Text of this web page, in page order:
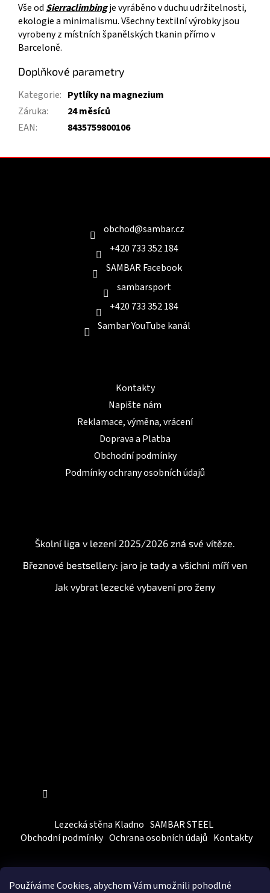
Používáme Cookies, abychom Vámumožnili pohodlné
Vše od Sierraclimbingje vyráběno v duchu udržitelnosti,
ekologie a minimalismu. Všechny textilní výrobky jsou
vyrobeny z místních španělských tkanin přímo v
Barceloně.
Doplňkové parametry
Kategorie: Pytlíky na magnezium
Záruka:
24 měsíců
EAN: 8435759800106
obchod@sambar.cz
+420 733 352 184
SAMBAR Facebook
sambarsport
+420 733 352 184
Sambar YouTube kanál
Kontakty
Napište nám
Reklamace, výměna, vrácení
Doprava a Platba
Obchodní podmínky
Podmínky ochrany osobních údajů
Školní liga v lezení 2025/2026 zná své vítěze.
Březnové bestsellery: jaro je tady a všichni míří ven
Jak vybrat lezecké vybavení pro ženy
Lezecká stěna Kladno SAMBAR STEEL
Obchodní podmínky Ochrana osobních údajů Kontakty